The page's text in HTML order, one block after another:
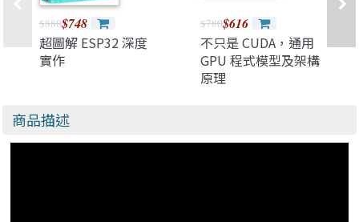
$880$748
超圖解 ESP32 深度
實作
$780$616
不只是 CUDA，通用
GPU 程式模型及架構
原理
商品描述